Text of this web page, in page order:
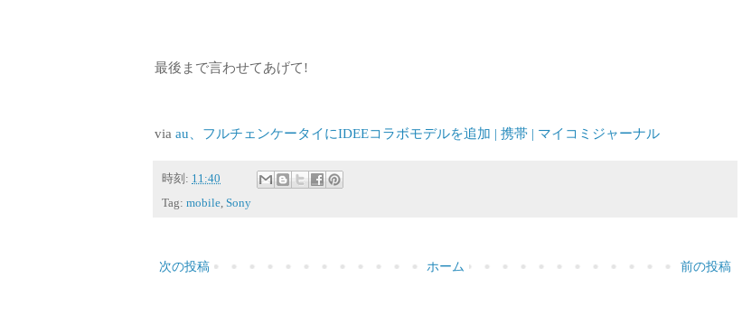
最後まで言わせてあげて!
via au、フルチェンケータイにIDEEコラボモデルを追加 | 携帯 | マイコミジャーナル
時刻: 11:40
Tag: mobile, Sony
次の投稿 前の投稿
ホーム